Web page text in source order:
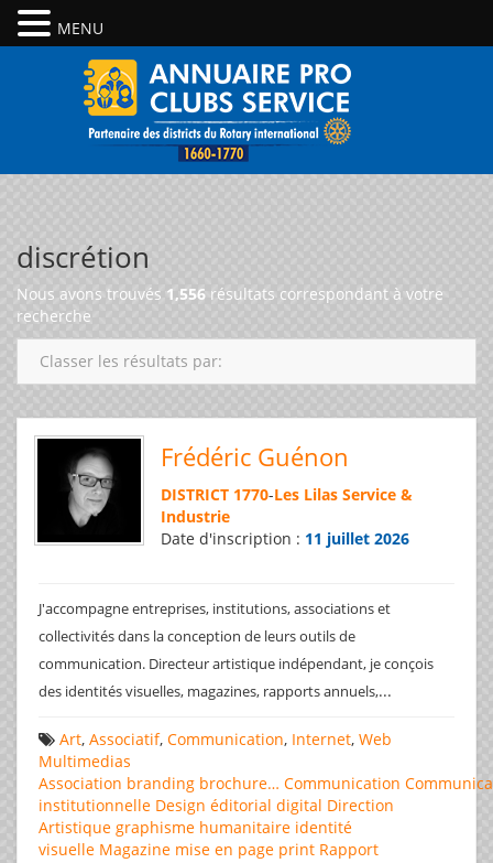
discrétion
Nous avons trouvés 1,556 résultats correspondant à votre
recherche
Classer les résultats par:
Frédéric Guénon
DISTRICT 1770-Les Lilas Service &
Industrie
Date d'inscription : 11 juillet 2026
J'accompagne entreprises, institutions, associations et
collectivités dans la conception de leurs outils de
communication. Directeur artistique indépendant, je conçois
des identités visuelles, magazines, rapports annuels,...
Art, Associatif, Communication, Internet, Web
Multimedias
Association branding brochure… Communication
institutionnelle Design éditorial digital Direction
Artistique graphisme humanitaire identité
visuelle Magazine mise en page print Rapport
MENU